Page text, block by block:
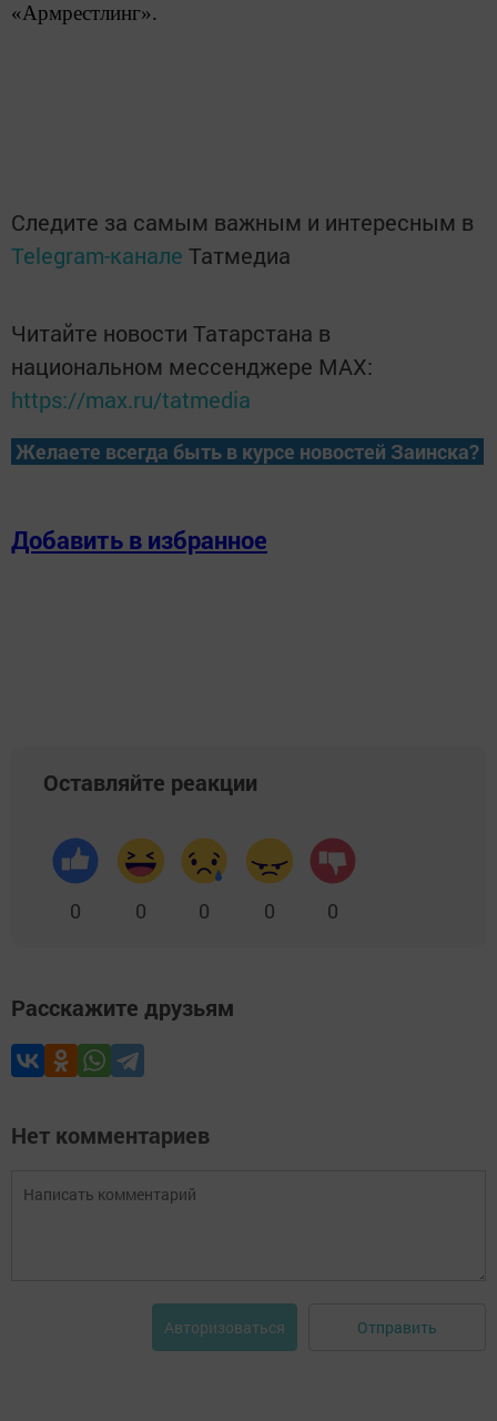
«Армрестлинг».
Следите за самым важным и интересным в
Telegram-канале Татмедиа
Читайте новости Татарстана в
национальном мессенджере MАХ:
https://max.ru/tatmedia
Желаете всегда быть в курсе новостей Заинска?
Добавить в избранное
Оставляйте реакции
0 0 0 0 0
Расскажите друзьям
Нет комментариев
Авторизоваться Отправить